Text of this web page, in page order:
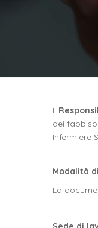
Il
dei
Infermiere
Modalità
La